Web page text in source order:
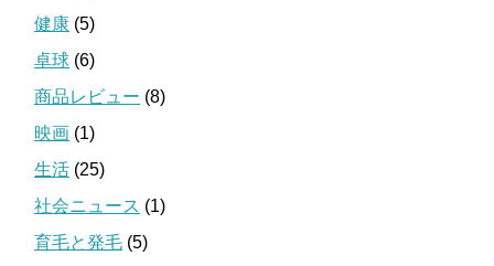
健康 (5)
卓球 (6)
商品レビュー (8)
映画 (1)
生活 (25)
社会ニュース (1)
育毛と発毛 (5)